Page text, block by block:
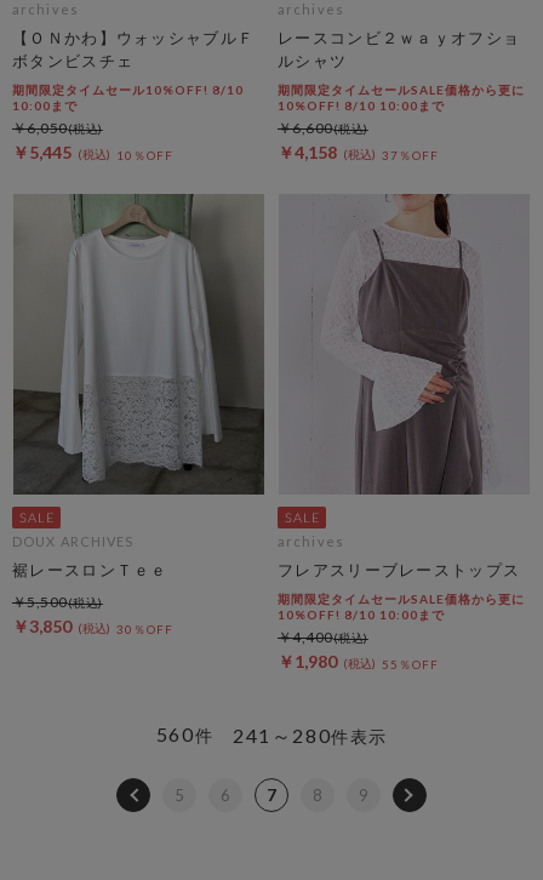
archives
【ＯＮかわ】ウォッシャブルＦ
ボタンビスチェ
期間限定タイムセール10%OFF! 8/10
10:00まで
￥5,445 10％OFF
￥6,050
archives
レースコンビ２ｗａｙオフショ
ルシャツ
期間限定タイムセールSALE価格から更に
10%OFF! 8/10 10:00まで
￥4,158 37％OFF
￥6,600
DOUX ARCHIVES
裾レースロンＴｅｅ
￥3,850 30％OFF
￥5,500
archives
フレアスリーブレーストップス
期間限定タイムセールSALE価格から更に
10%OFF! 8/10 10:00まで
￥1,980 55％OFF
￥4,400
241～280件表示
560件
5 6 7 8 9